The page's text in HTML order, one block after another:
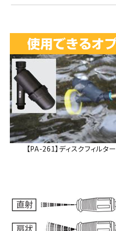
【PA-261】ディスクフィルター